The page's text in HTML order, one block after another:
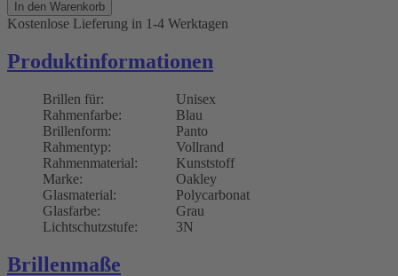
In den Warenkorb
Kostenlose Lieferung in 1-4 Werktagen
Produktinformationen
Brillen für:
Unisex
Rahmenfarbe:
Blau
Brillenform:
Panto
Rahmentyp:
Vollrand
Rahmenmaterial:
Kunststoff
Marke:
Oakley
Glasmaterial:
Polycarbonat
Glasfarbe:
Grau
Lichtschutzstufe:
3N
Brillenmaße